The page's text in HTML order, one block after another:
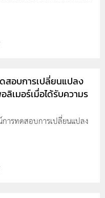
สอบการเปลี่ยนแปลง
ลิเมอร์เมื่อได้รับความร
ารทดสอบการเปลี่ยนแปลง